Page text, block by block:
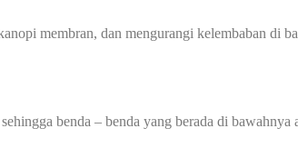
membran, dan mengurangi kelembaban di
benda – benda yang berada di bawahnya